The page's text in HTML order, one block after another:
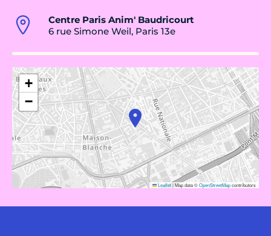
Centre Paris Anim' Baudricourt
6 rue Simone Weil, Paris 13e
+
−
Leaflet|Map data ©OpenStreetMapcontributors